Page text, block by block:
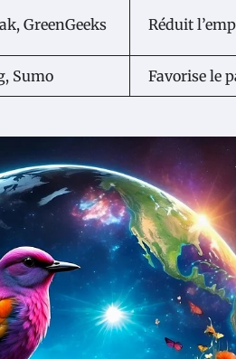
GreenGeeks Réduit
Sumo Favorise le